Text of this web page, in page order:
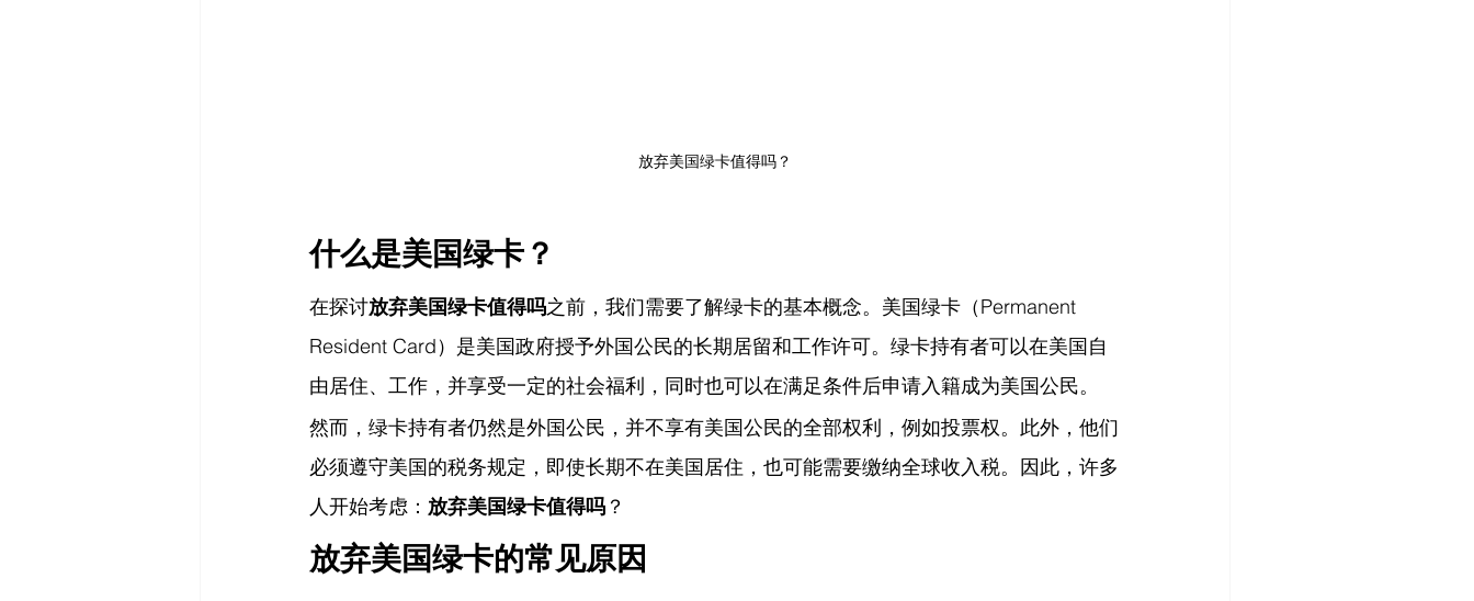
放弃美国绿卡值得吗？
什么是美国绿卡？
在探讨放弃美国绿卡值得吗之前，我们需要了解绿卡的基本概念。美国绿卡（Permanent
Resident Card）是美国政府授予外国公民的长期居留和工作许可。绿卡持有者可以在美国自
由居住、工作，并享受一定的社会福利，同时也可以在满足条件后申请入籍成为美国公民。
然而，绿卡持有者仍然是外国公民，并不享有美国公民的全部权利，例如投票权。此外，他们
必须遵守美国的税务规定，即使长期不在美国居住，也可能需要缴纳全球收入税。因此，许多
人开始考虑： 放弃美国绿卡值得吗 ？
放弃美国绿卡的常见原因